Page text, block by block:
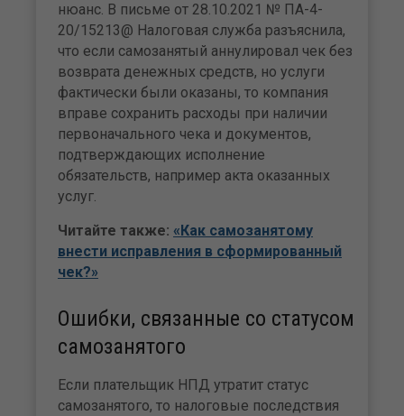
нюанс. В письме от 28.10.2021 № ПА-4-
20/15213@ Налоговая служба разъяснила,
что если самозанятый аннулировал чек без
возврата денежных средств, но услуги
фактически были оказаны, то компания
вправе сохранить расходы при наличии
первоначального чека и документов,
подтверждающих исполнение
обязательств, например акта оказанных
услуг.
Читайте также: «Как самозанятому
внести исправления в сформированный
чек?»
Ошибки, связанные со статусом
самозанятого
Если плательщик НПД утратит статус
самозанятого, то налоговые последствия